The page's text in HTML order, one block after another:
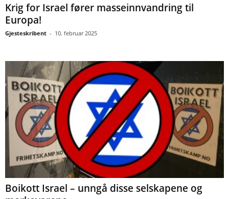
Krig for Israel fører masseinnvandring til
Europa!
Gjesteskribent - 10. februar 2025
Boikott Israel – unngå disse selskapene og